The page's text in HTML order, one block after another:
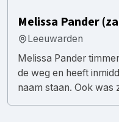
Melissa Pander
Leeuwarden
Melissa Pander
de weg en heeft
naam staan. Ook was